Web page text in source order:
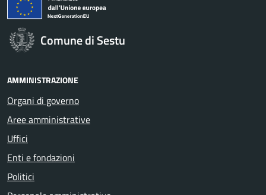
Comune di Sestu
AMMINISTRAZIONE
Organi di governo
Aree amministrative
Uffici
Enti e fondazioni
Politici